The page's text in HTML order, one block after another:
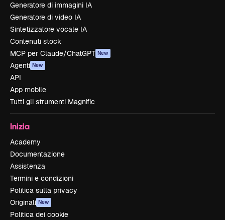
Generatore di immagini IA
Generatore di video IA
Sintetizzatore vocale IA
Contenuti stock
MCP per Claude/ChatGPT New
Agenti New
API
App mobile
Tutti gli strumenti Magnific
Inizia
Academy
Documentazione
Assistenza
Termini e condizioni
Politica sulla privacy
Originali New
Politica dei cookie